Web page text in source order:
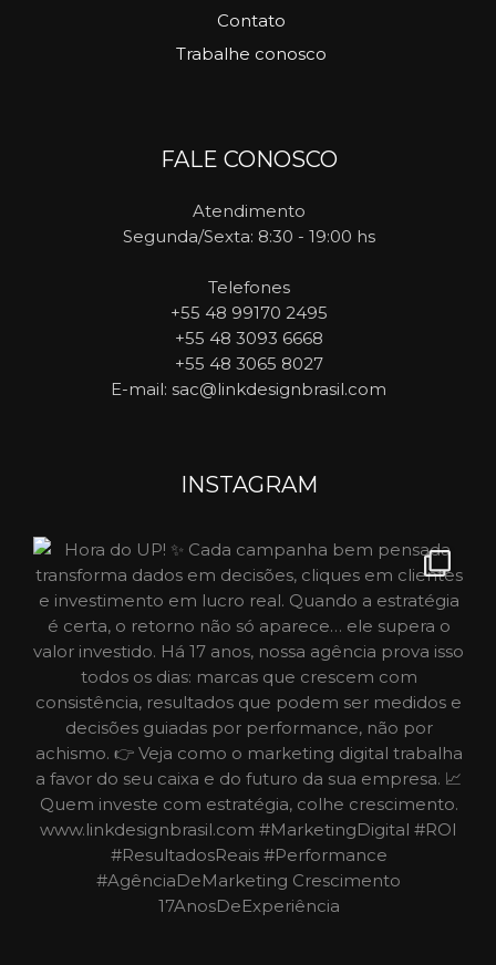
Contato
Trabalhe conosco
FALE CONOSCO
Atendimento
Segunda/Sexta: 8:30 - 19:00 hs
Telefones
+55 48 99170 2495
+55 48 3093 6668
+55 48 3065 8027
E-mail: sac@linkdesignbrasil.com
INSTAGRAM